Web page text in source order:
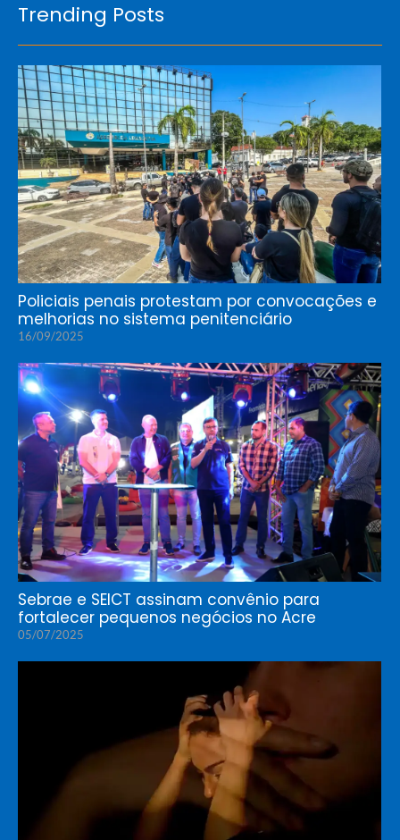
Trending Posts
Policiais penais protestam por convocações e
melhorias no sistema penitenciário
16/09/2025
Sebrae e SEICT assinam convênio para
fortalecer pequenos negócios no Acre
05/07/2025